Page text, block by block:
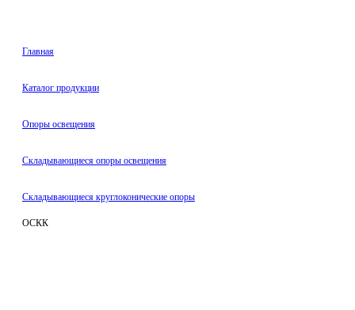
Главная
Каталог продукции
Oпоры oсвeщения
Складывающиеся опоры освещения
Складывающиеся круглоконические опоры
ОСКК